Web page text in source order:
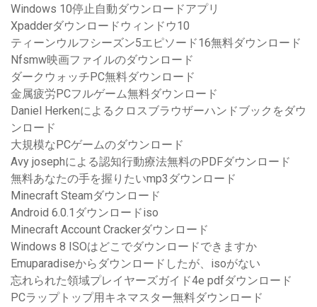
Windows 10停止自動ダウンロードアプリ
Xpadderダウンロードウィンドウ10
ティーンウルフシーズン5エピソード16無料ダウンロード
Nfsmw映画ファイルのダウンロード
ダークウォッチPC無料ダウンロード
金属疲労PCフルゲーム無料ダウンロード
Daniel Herkenによるクロスブラウザーハンドブックをダウ
ンロード
大規模なPCゲームのダウンロード
Avy josephによる認知行動療法無料のPDFダウンロード
無料あなたの手を握りたいmp3ダウンロード
Minecraft Steamダウンロード
Android 6.0.1ダウンロードiso
Minecraft Account Crackerダウンロード
Windows 8 ISOはどこでダウンロードできますか
Emuparadiseからダウンロードしたが、isoがない
忘れられた領域プレイヤーズガイド4e pdfダウンロード
PCラップトップ用キネマスター無料ダウンロード